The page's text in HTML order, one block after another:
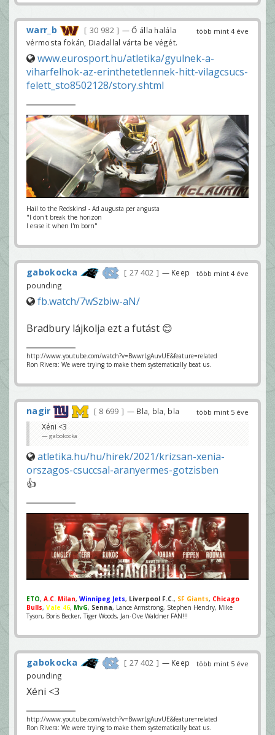
több mint 4 éve
warr_b 30 982
— Ő álla halála
vérmosta fokán, Diadallal várta be végét.
www.eurosport.hu/atletika/gyulnek-a-
viharfelhok-az-erinthetetlennek-hitt-vilagcsucs-
felett_sto8502128/story.shtml
Hail to the Redskins! - Ad augusta per angusta
"I don't break the horizon
I erase it when I'm born"
több mint 4 éve
gabokocka 27 402
— Keep
pounding
fb.watch/7wSzbiw-aN/
Bradbury lájkolja ezt a futást 😊
http://www.youtube.com/watch?v=BwwrLgAuvUE&feature=related
Ron Rivera: We were trying to make them systematically beat us.
több mint 5 éve
nagir 8 699 — Bla, bla, bla
Xéni <3
gabokocka
atletika.hu/hu/hirek/2021/krizsan-xenia-
orszagos-csuccsal-aranyermes-gotzisben
👍
ETO, A.C. Milan, Winnipeg Jets, Liverpool F.C., SF Giants, Chicago
Bulls, Vale 46, MvG, Senna, Lance Armstrong, Stephen Hendry, Mike
Tyson, Boris Becker, Tiger Woods, Jan-Ove Waldner FAN!!!
több mint 5 éve
gabokocka 27 402
— Keep
pounding
Xéni <3
http://www.youtube.com/watch?v=BwwrLgAuvUE&feature=related
Ron Rivera: We were trying to make them systematically beat us.